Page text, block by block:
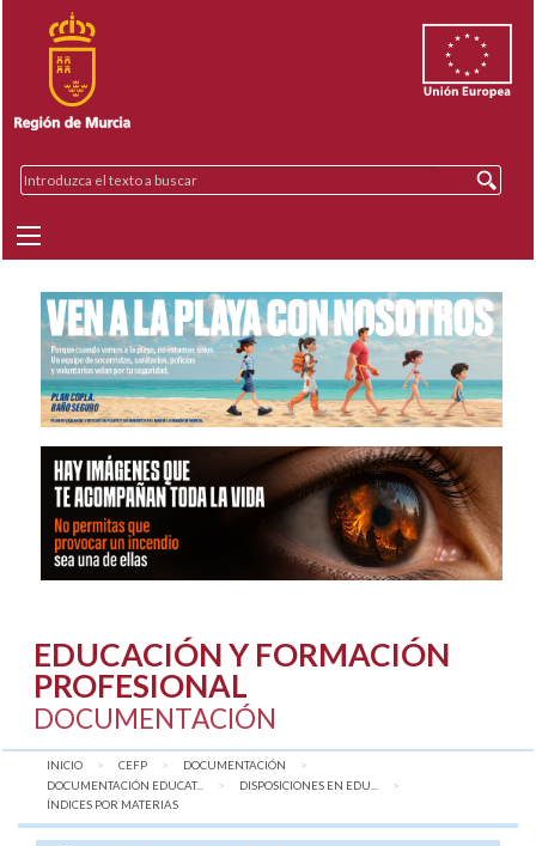
EDUCACIÓN Y FORMACIÓN
PROFESIONAL
DOCUMENTACIÓN
INICIO CEFP
DOCUMENTACIÓN
DOCUMENTACIÓN EDUCAT...
DISPOSICIONES EN EDU...
AQUÍ:
ÍNDICES POR MATERIAS